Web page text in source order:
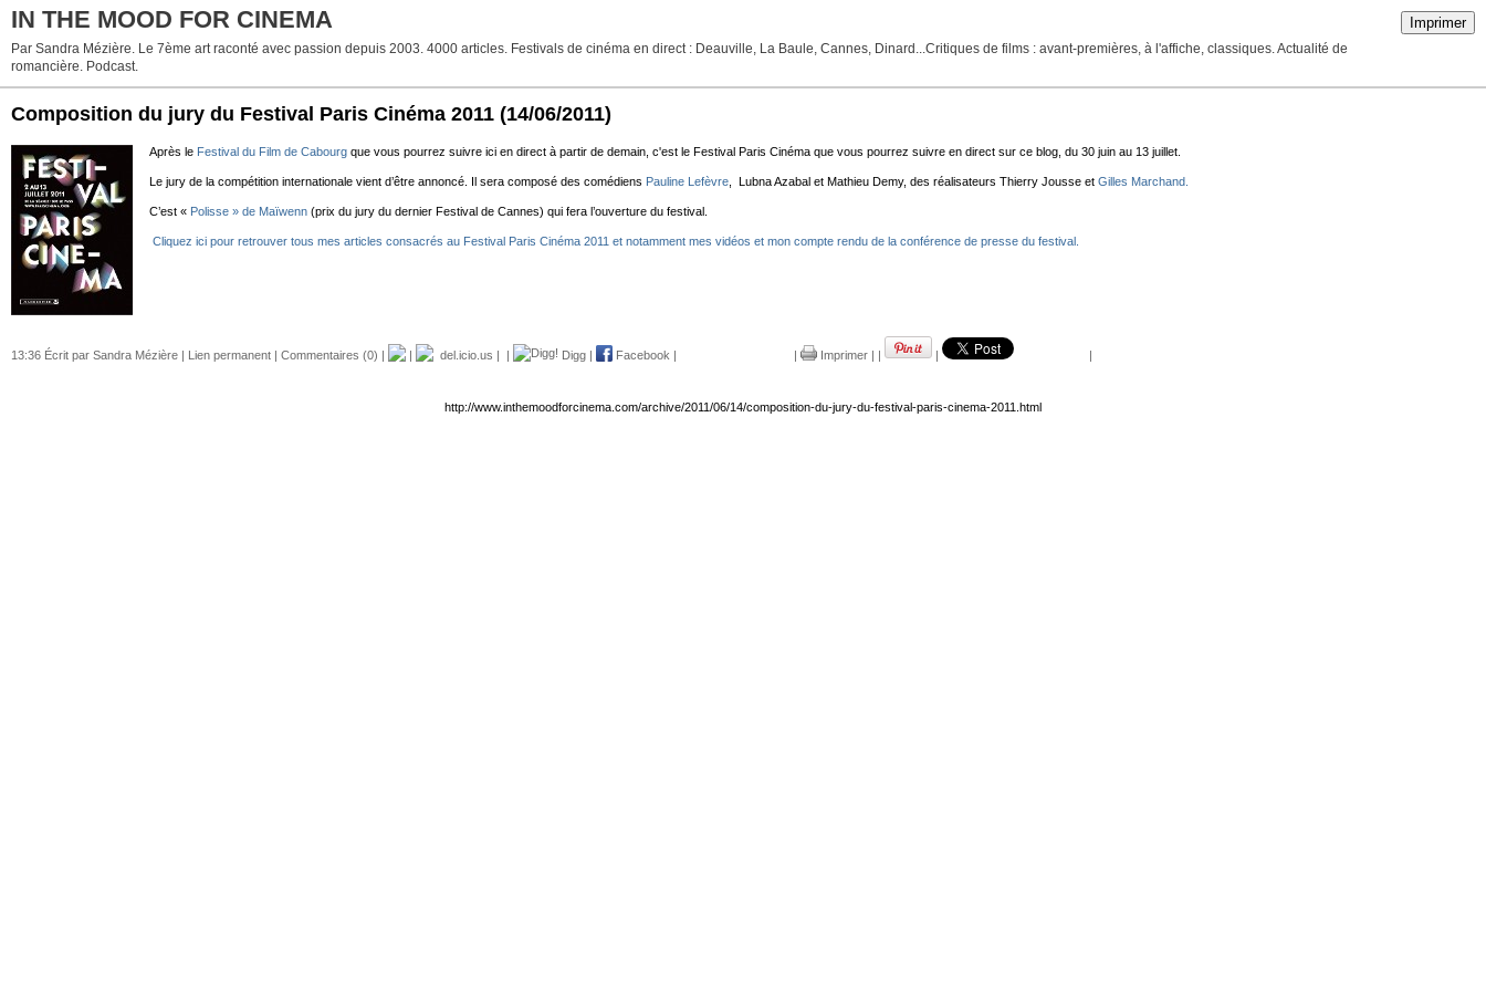
Imprimer
IN THE MOOD FOR CINEMA
Par Sandra Mézière. Le 7ème art raconté avec passion depuis 2003. 4000 articles. Festivals de cinéma en direct : Deauville, La Baule, Cannes, Dinard...Critiques de films : avant-premières, à l'affiche, classiques. Actualité de
romancière. Podcast.
Composition du jury du Festival Paris Cinéma 2011 (14/06/2011)
Après le Festival du Film de Cabourg que vous pourrez suivre ici en direct à partir de demain, c'est le Festival Paris Cinéma que vous pourrez suivre en direct sur ce blog, du 30 juin au 13 juillet.
Le jury de la compétition internationale vient d’être annoncé. Il sera composé des comédiens Pauline Lefèvre , Lubna Azabal et Mathieu Demy, des réalisateurs Thierry Jousse etGilles Marchand.
C’est « Polisse » de Maïwenn (prix du jury du dernier Festival de Cannes) qui fera l’ouverture du festival.
Cliquez ici pour retrouver tous mes articles consacrés au Festival Paris Cinéma 2011 et notamment mes vidéos et mon compte rendu de la conférence de presse du festival.
13:36 Écrit par Sandra Mézière | Lien permanent | Commentaires (0) | | del.icio.us | | Digg | Facebook | | Imprimer | | | |
http://www.inthemoodforcinema.com/archive/2011/06/14/composition-du-jury-du-festival-paris-cinema-2011.html